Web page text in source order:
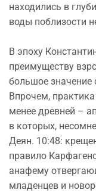
находились в
воды поблизости
В эпоху
преимуществу
большое значение
Впрочем,
менее древней –
в которых,
Деян. 10:48:
правило
анафему
младенцев и